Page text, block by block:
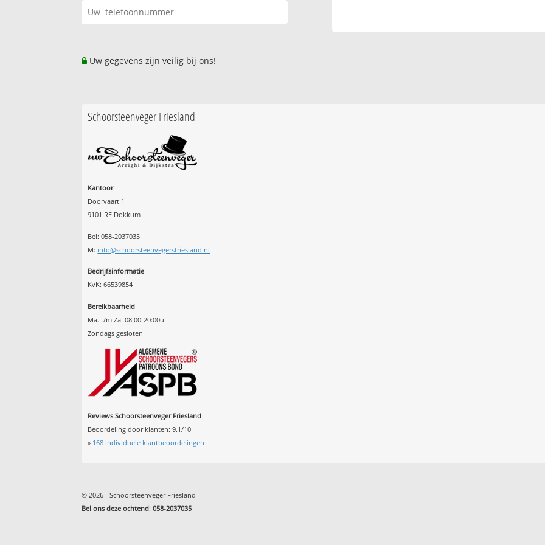
Uw gegevens zijn veilig bij ons!
Schoorsteenveger Friesland
Kantoor
Doorvaart 1
9101 RE Dokkum
Bel: 058-2037035
M: info@schoorsteenvegersfriesland.nl
Bedrijfsinformatie
KvK: 66539854
Bereikbaarheid
Ma. t/m Za. 08:00-20:00u
Zondags gesloten
Reviews Schoorsteenveger Friesland
Beoordeling door klanten:9.1/10
» 168 individuele klantbeoordelingen
© 2026 - Schoorsteenveger Friesland
Bel ons deze ochtend:058-2037035